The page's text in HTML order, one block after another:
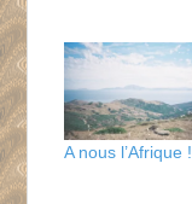
A nous l’Afrique !